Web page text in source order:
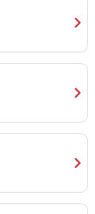
chevron_right
chevron_right
chevron_right